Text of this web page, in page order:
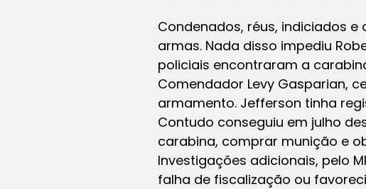
Condenados, réus, indiciados
armas. Nada disso impediu
policiais encontraram a
Comendador Levy Gasparian,
armamento. Jefferson tinha
Contudo conseguiu em julho
carabina, comprar munição e
Investigações adicionais, pelo
falha de fiscalização ou